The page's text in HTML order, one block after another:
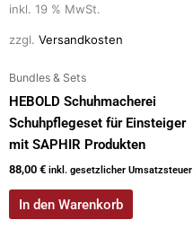
inkl. 19 % MwSt.
zzgl. Versandkosten
Bundles & Sets
HEBOLD Schuhmacherei
Schuhpflegeset für Einsteiger
mit SAPHIR Produkten
88,00 € inkl. gesetzlicher Umsatzsteuer
In den Warenkorb